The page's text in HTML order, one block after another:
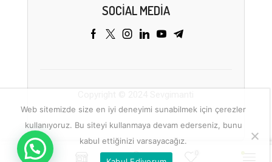
SOCIAL MEDIA
Web sitemizde size en iyi deneyimi sunabilmek için çerezler
kullanıyoruz. Bu siteyi kullanmaya devam ederseniz, bunu
kabul ettiğinizi varsayacağız.